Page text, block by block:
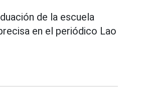
de la escuela
en el periódico Lao